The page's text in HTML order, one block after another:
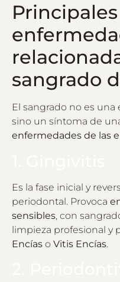
Principales
sangrado
El sangrado no es
sino un síntoma de
enfermedades de las
Es la fase inicial y
periodontal. Provoca
sensibles, con
limpieza profesional y
Encías o Vitis Encías.